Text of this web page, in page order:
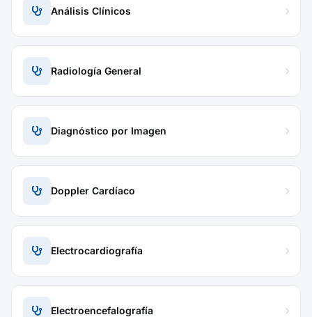
Análisis Clínicos
Radiología General
Diagnóstico por Imagen
Doppler Cardíaco
Electrocardiografía
Electroencefalografía